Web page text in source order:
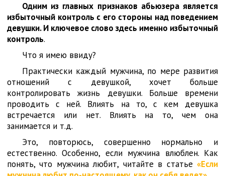
Одним из главных признаков абьюзера является
избыточный контроль с его стороны над поведением
девушки. И ключевое слово здесь именно избыточный
контроль.
Что я имею ввиду?
Практически каждый мужчина, по мере развития
отношений с девушкой, хочет больше
контролировать жизнь девушки. Больше времени
проводить с ней. Влиять на то, с кем девушка
встречается или нет. Влиять на то, чем она
занимается и т.д.
Это, повторюсь, совершенно нормально и
естественно. Особенно, если мужчина влюблен. Как
понять, что мужчина любит, читайте в статье «Если